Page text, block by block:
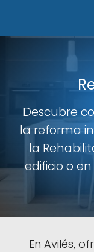
Descubre
la reforma
la
edificio o
En Avilés,